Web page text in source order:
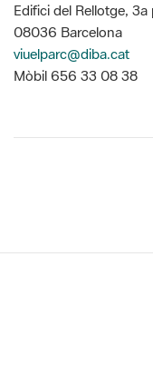
Edifici del Rellotge, 3a
08036 Barcelona
viuelparc@diba.cat
Mòbil 656 33 08 38